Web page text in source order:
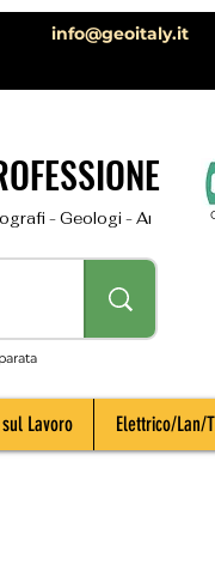
info@geoitaly.it
- Geologi - Archeologi
Lavoro Elettrico/Lan/